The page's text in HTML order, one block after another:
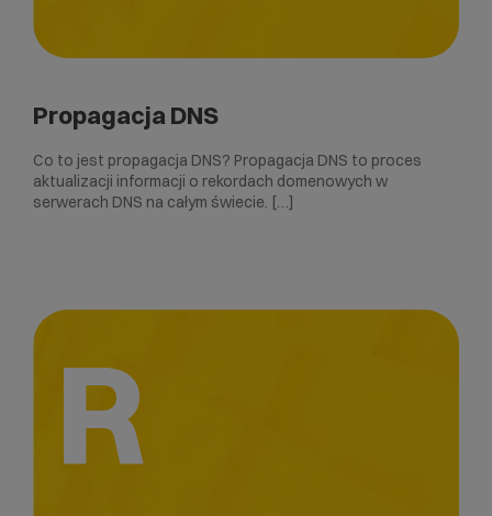
Propagacja DNS
Co to jest propagacja DNS? Propagacja DNS to proces
aktualizacji informacji o rekordach domenowych w
serwerach DNS na całym świecie. […]
R